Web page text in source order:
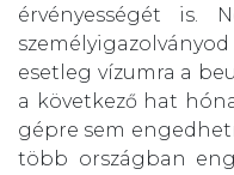
érvényességét is.
esetleg vízumra a
a következő hat
gépre sem
több országban